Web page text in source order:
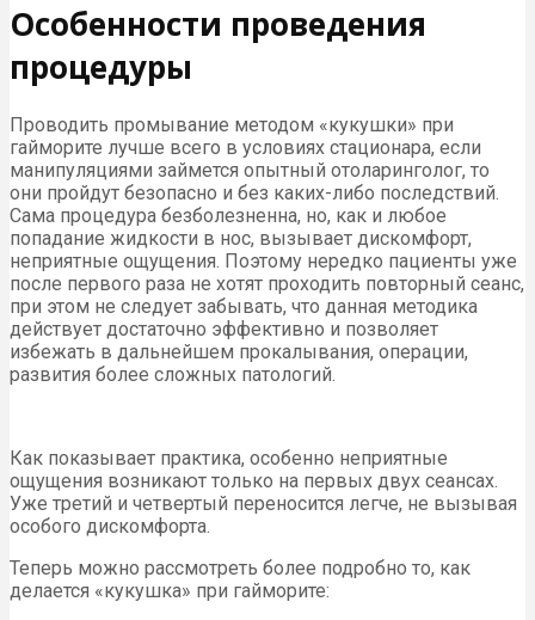
Особенности проведения
процедуры
Проводить промывание методом «кукушки» при
гайморите лучше всего в условиях стационара, если
манипуляциями займется опытный отоларинголог, то
они пройдут безопасно и без каких-либо последствий.
Сама процедура безболезненна, но, как и любое
попадание жидкости в нос, вызывает дискомфорт,
неприятные ощущения. Поэтому нередко пациенты уже
после первого раза не хотят проходить повторный сеанс,
при этом не следует забывать, что данная методика
действует достаточно эффективно и позволяет
избежать в дальнейшем прокалывания, операции,
развития более сложных патологий.
Как показывает практика, особенно неприятные
ощущения возникают только на первых двух сеансах.
Уже третий и четвертый переносится легче, не вызывая
особого дискомфорта.
Теперь можно рассмотреть более подробно то, как
делается «кукушка» при гайморите: